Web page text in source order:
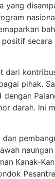
yang
dari
pihak.
darah. Ini
Kanak-